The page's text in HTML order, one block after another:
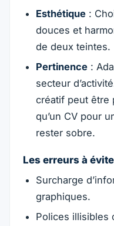
Esthétique:
douces et
de deux teintes.
Pertinence:
secteur
créatif peut être
qu’un CV pour
rester sobre.
Les erreurs à
Surcharge
graphiques.
Polices illisibles